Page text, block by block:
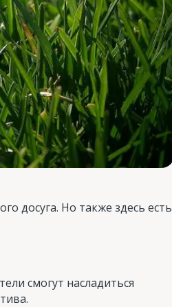
досуга. Но также здесь есть
смогут насладиться